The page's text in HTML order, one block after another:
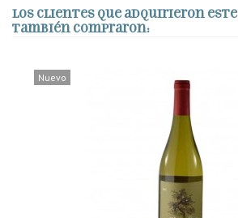
Los clientes que adquirieron
también compraron:
Nuevo